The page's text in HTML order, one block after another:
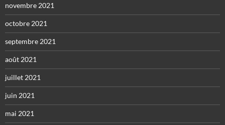
novembre 2021
octobre 2021
septembre 2021
août 2021
juillet 2021
juin 2021
mai 2021